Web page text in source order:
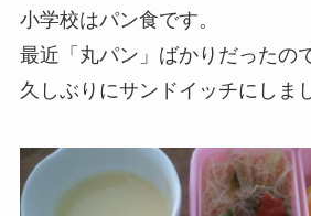
小学校はパン食です。
最近「丸パン」ばかりだったの
久しぶりにサンドイッチにしま